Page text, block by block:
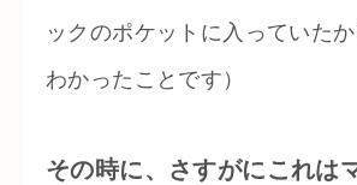
ックのポケットに入っていたか
わかったことです）
その時に、さすがにこれは